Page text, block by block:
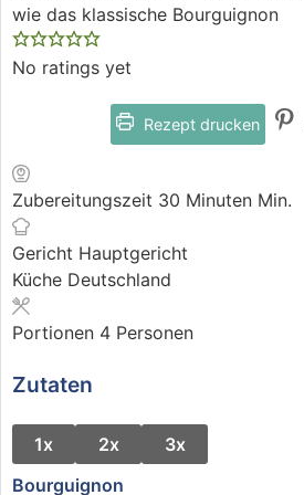
wie das klassische Bourguignon
No ratings yet
Rezept drucken
Zubereitungszeit 30 Minuten Min.
Gericht Hauptgericht
Küche Deutschland
Portionen 4 Personen
Zutaten
1x 2x
3x
Bourguignon